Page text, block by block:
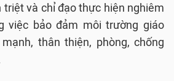
triệt và chỉ đạo thực hiện nghiêm
việc bảo đảm môi trường giáo
thân thiện, phòng, chống